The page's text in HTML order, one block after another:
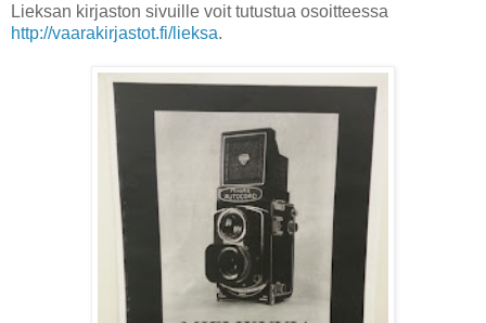
Lieksan kirjaston sivuille voit tutustua osoitteessa
http://vaarakirjastot.fi/lieksa.